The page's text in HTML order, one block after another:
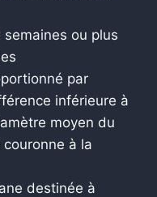
ou plus
par
inférieure à
moyen du
à la
destinée à